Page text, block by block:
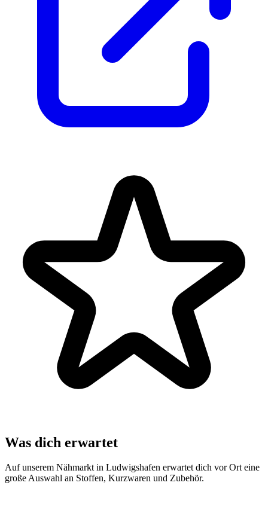
Was dich erwartet
Auf unserem Nähmarkt in Ludwigshafen erwartet dich vor Ort eine
große Auswahl an Stoffen, Kurzwaren und Zubehör.